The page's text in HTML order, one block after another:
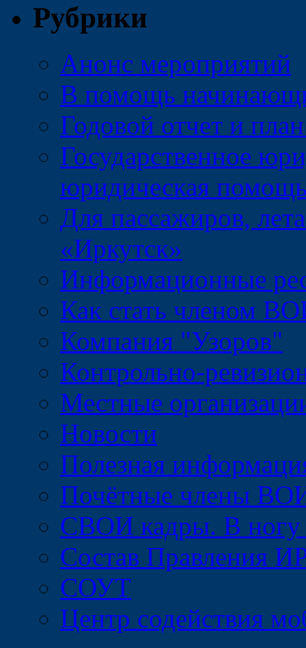
Рубрики
Анонс мероприятий
В помощь
Годовой отчет и
Государственное
юридическая
Для пассажиров,
«Иркутск»
Информационные
Как стать членом
Компания "Узоров"
Контрольно-
Местные
Новости
Полезная
Почётные члены
СВОИ кадры. В ногу
Состав Правления
СОУТ
Центр содействия